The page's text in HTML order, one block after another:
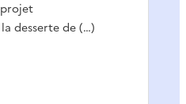
desserte de (…)